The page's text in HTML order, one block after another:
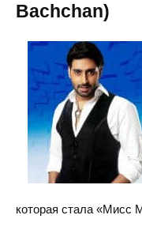
Bachchan)
которая стала «Мисс